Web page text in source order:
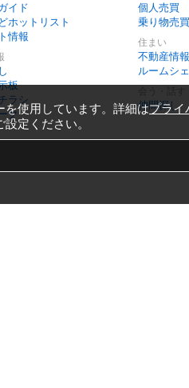
イド
ホットリスト
情報
板
ラシ
ク
個人売買
乗り物売買
住まい
不動産情報
ルームシ
仲間探し
使用しています。詳細はプライ
定ください。